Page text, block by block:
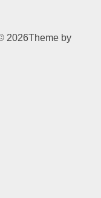
2026Theme by